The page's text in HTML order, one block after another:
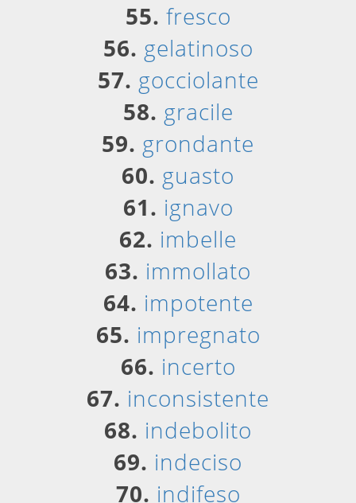
55. fresco
56. gelatinoso
57. gocciolante
58. gracile
59. grondante
60. guasto
61. ignavo
62. imbelle
63. immollato
64. impotente
65. impregnato
66. incerto
67. inconsistente
68. indebolito
69. indeciso
70. indifeso